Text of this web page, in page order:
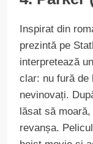
Inspirat din
prezintă pe
interpretează
clar: nu fură de
nevinovați.
lăsat să
revanșa.